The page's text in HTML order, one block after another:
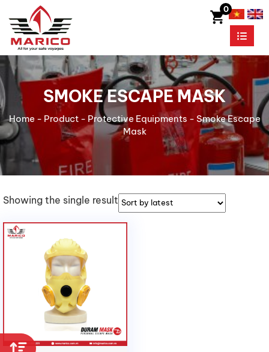
0
SMOKE ESCAPE MASK
Home - Product- Protective Equipments - Smoke Escape
Mask
Showing the single result